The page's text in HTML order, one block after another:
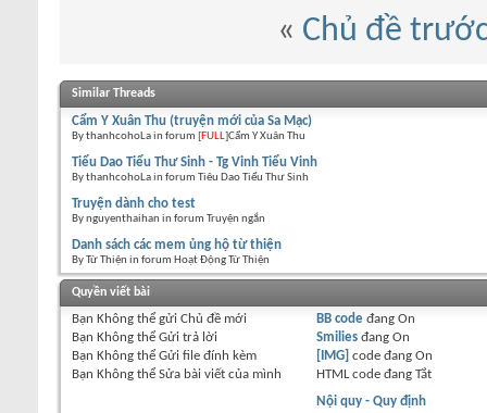
« Chủ đề
Similar Threads
Cẩm Y Xuân Thu (truyện mới của Sa Mạc)
By thanhcohoLa in forum [FULL]Cẩm Y Xuân Thu
Tiểu Dao Tiểu Thư Sinh - Tg Vinh Tiểu Vinh
By thanhcohoLa in forum Tiêu Dao Tiểu Thư Sinh
Truyện dành cho test
By nguyenthaihan in forum Truyện ngắn
Danh sách các mem ủng hộ từ thiện
By Từ Thiện in forum Hoạt Động Từ Thiện
Quyền viết bài
Bạn Không thể gửi Chủ đề mới
Bạn Không thể Gửi trả lời
Bạn Không thể Gửi file đính kèm
Bạn Không thể Sửa bài viết của mình
BB code đang On
Smiliesđang On
[IMG] code đang On
HTML code đang Tắt
Nội quy - Quy định